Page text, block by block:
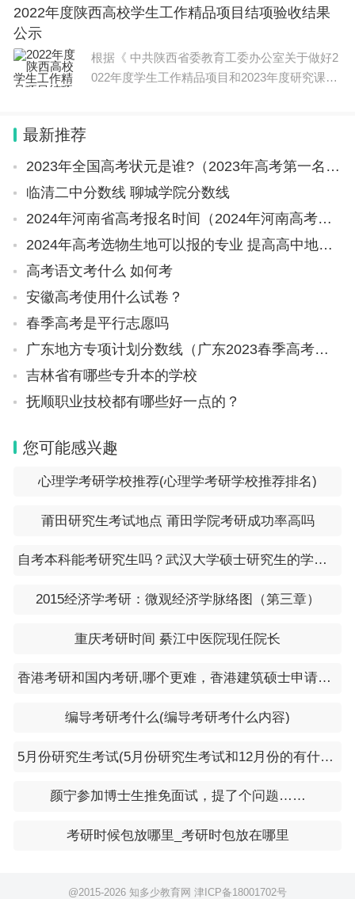
自2022年1月平台上线至2023年9月，该监管平台共
预审住院病案44.7万份，检出存疑病案32.3万份，其
中疑点数据219.2万条，涉及医疗费用1.64亿元。
智能医保让群众得实惠
“依托智能医保，加快‘医保电子凭证+医保移动支
付’全流程、全场景应用，患者通过手机或自助服务
终端，即可完成门诊挂号、领取报告、费用结算等流
程，大大缩短了群众看病、取报告时间。”崔云生
说，“智能医保与智能医疗系统绑定、协调发展，大
大提升了群众的就医方便程度。”
在吕梁市人民医院，医生每次开出的处方药物都会
被“处方风险预警”前置系统记录并审核，相关部门根
据每月汇总的销售排名靠前的药品，并结合具体病例
药的情况，实现对医疗环节的有效监管。
医院为例，住院的诊疗费用由以前的人均1.32万多元
降到现在的人均9200多元;门诊的诊疗费用由以前的
幅度还是比较大的，就医群众满意度明显提升，来我
“以全量化大数据为基础支撑，人工智能为技术手
展。”吕梁市常务副市长任忠说，“较好地实现了‘患者
力大大缓解。截至2023年6月底，当地医保基金当期
平稳可持续。
2022年度陕西高校学生工作精品项目结项验收结果
公示
根据《 中共陕西省委教育工委办公室关于做好2
022年度学生工作精品项目和2023年度研究课题
最新推荐
2023年全国高考状元是谁?（2023年高考第一名是谁？）
临清二中分数线 聊城学院分数线
2024年河南省高考报名时间（2024年河南高考人数）
2024年高考选物生地可以报的专业 提高高中地理成绩的教辅书推荐
高考语文考什么 如何考
安徽高考使用什么试卷？
春季高考是平行志愿吗
广东地方专项计划分数线（广东2023春季高考补录分数线）
吉林省有哪些专升本的学校
抚顺职业技校都有哪些好一点的？
您可能感兴趣
心理学考研学校推荐(心理学考研学校推荐排名)
莆田研究生考试地点 莆田学院考研成功率高吗
自考本科能考研究生吗？武汉大学硕士研究生的学费一年是多少
2015经济学考研：微观经济学脉络图（第三章）
重庆考研时间 綦江中医院现任院长
香港考研和国内考研,哪个更难，香港建筑硕士申请通过率
编导考研考什么(编导考研考什么内容)
5月份研究生考试(5月份研究生考试和12月份的有什么区别)
颜宁参加博士生推免面试，提了个问题……
考研时候包放哪里_考研时包放在哪里
@2015-2026 知多少教育网 津ICP备18001702号